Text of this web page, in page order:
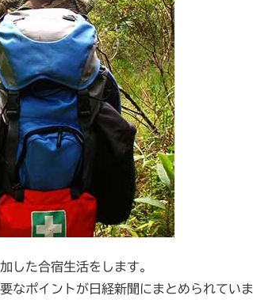
した合宿生活をします。
なポイントが日経新聞にまとめられていま